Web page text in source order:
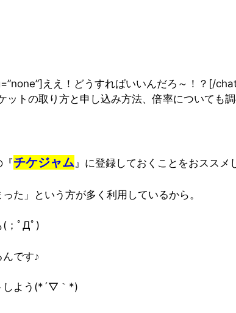
ええ！どうすればいいんだろ～！？[/
トの取り方と申し込み方法、倍率についても調
『チケジャム』に登録しておくことをおススメ
た」という方が多く利用しているから。
(；ﾟДﾟ)
です♪
しよう(*´▽｀*)